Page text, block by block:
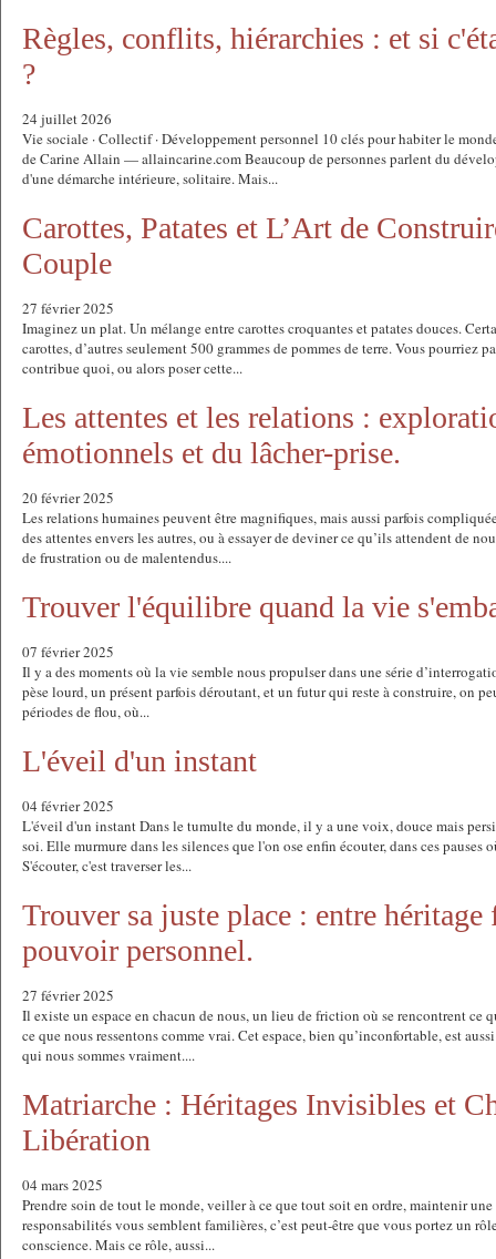
Règles, conflits, hiérarchies : et si
?
24 juillet 2026
Vie sociale · Collectif · Développement personnel 10 clés pour habiter le
de Carine Allain — allaincarine.com Beaucoup de personnes parlent du
d'une démarche intérieure, solitaire. Mais...
Carottes, Patates et L’Art de
Couple
27 février 2025
Imaginez un plat. Un mélange entre carottes croquantes et patates douces.
carottes, d’autres seulement 500 grammes de pommes de terre. Vous pourriez
contribue quoi, ou alors poser cette...
Les attentes et les relations :
émotionnels et du lâcher-prise.
20 février 2025
Les relations humaines peuvent être magnifiques, mais aussi parfois
des attentes envers les autres, ou à essayer de deviner ce qu’ils attendent de
de frustration ou de malentendus....
Trouver l'équilibre quand la vie
07 février 2025
Il y a des moments où la vie semble nous propulser dans une série
pèse lourd, un présent parfois déroutant, et un futur qui reste à construire, on
périodes de flou, où...
L'éveil d'un instant
04 février 2025
L'éveil d'un instant Dans le tumulte du monde, il y a une voix, douce mais
soi. Elle murmure dans les silences que l'on ose enfin écouter, dans ces pauses
S'écouter, c'est traverser les...
Trouver sa juste place : entre
pouvoir personnel.
27 février 2025
Il existe un espace en chacun de nous, un lieu de friction où se rencontrent ce
ce que nous ressentons comme vrai. Cet espace, bien qu’inconfortable, est
qui nous sommes vraiment....
Matriarche : Héritages Invisibles et
Libération
04 mars 2025
Prendre soin de tout le monde, veiller à ce que tout soit en ordre, maintenir
responsabilités vous semblent familières, c’est peut-être que vous portez un
conscience. Mais ce rôle, aussi...